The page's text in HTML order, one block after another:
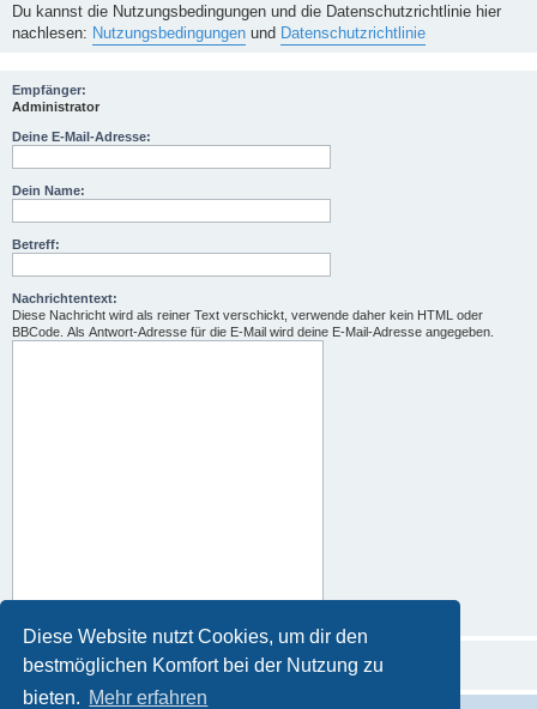
Diese Website nutzt Cookies, um dir den
bestmöglichen Komfort bei der Nutzung zu
bieten. Mehr erfahren
Du kannst die Nutzungsbedingungen und die Datenschutzrichtlinie hier
nachlesen: Nutzungsbedingungen und Datenschutzrichtlinie
Empfänger:
Administrator
Deine E-Mail-Adresse:
Dein Name:
Betreff:
Nachrichtentext:
Diese Nachricht wird als reiner Text verschickt, verwende daher kein HTML oder
BBCode. Als Antwort-Adresse für die E-Mail wird deine E-Mail-Adresse angegeben.